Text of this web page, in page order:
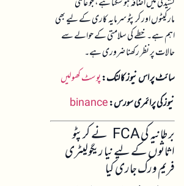
مارکیٹوں اور کرپٹو سرمایہ کاری کے لیے بھی
اہم ہے۔ خطے کی سلامتی کے حوالے سے
حالات پر نظر رکھنا ضروری ہے۔
سائٹ پر اس نیوز کا لنک:پوسٹ کھولیں
نیوز کی پرائمری سورس:binance
برطانیہ کی FCA نے کرپٹو
اثاثوں کے لیے نیا ریگولیٹری
فریم ورک جاری کیا